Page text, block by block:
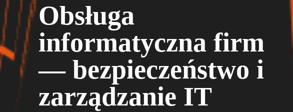
Obsługa
informatyczna firm
— bezpieczeństwo i
zarządzanie IT